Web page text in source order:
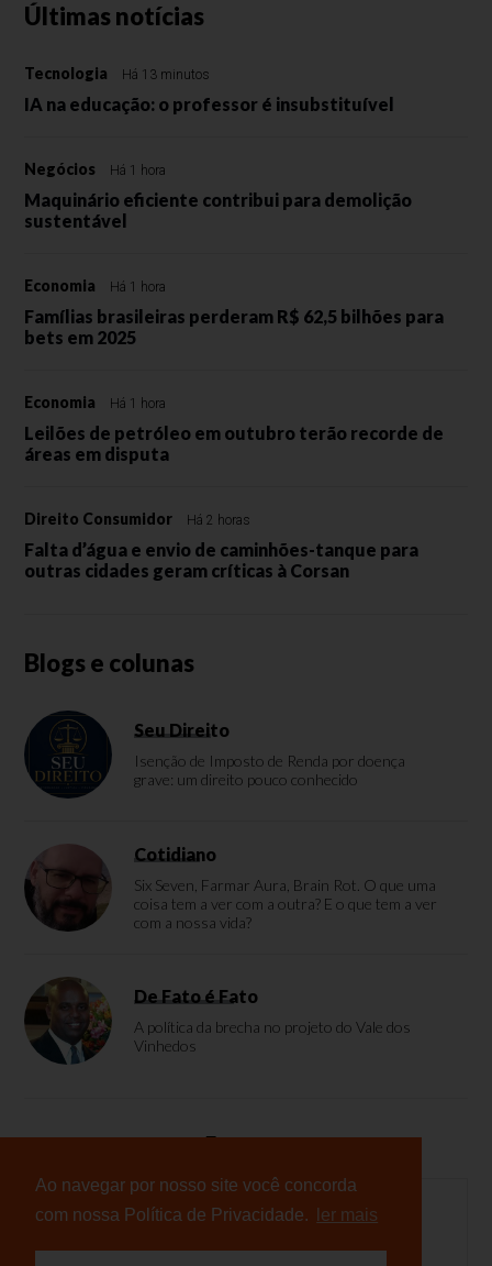
Ao navegar por nosso site você concorda
com nossa Política de Privacidade.
ler mais
Últimas notícias
Tecnologia Há 13 minutos
IA na educação: o professor é insubstituível
Negócios Há 1 hora
Maquinário eficiente contribui para demolição
sustentável
Economia Há 1 hora
Famílias brasileiras perderam R$ 62,5 bilhões para
bets em 2025
Economia Há 1 hora
Leilões de petróleo em outubro terão recorde de
áreas em disputa
Direito Consumidor Há 2 horas
Falta d’água e envio de caminhões-tanque para
outras cidades geram críticas à Corsan
Blogs e colunas
Seu Direito
Isenção de Imposto de Renda por doença
grave: um direito pouco conhecido
Cotidiano
Six Seven, Farmar Aura, Brain Rot. O que uma
coisa tem a ver com a outra? E o que tem a ver
com a nossa vida?
De Fato é Fato
A política da brecha no projeto do Vale dos
Vinhedos
Enquete